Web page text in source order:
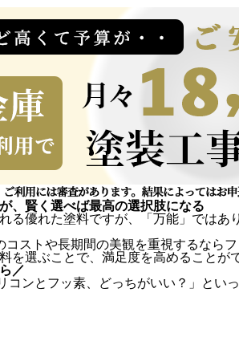
、賢く選べば最高の選択肢になる
る優れた塗料ですが、「万能」ではあ
ストや長期間の美観を重視するなら
を選ぶことで、満足度を高めることが
／
コンとフッ素、どっちがいい？」とい